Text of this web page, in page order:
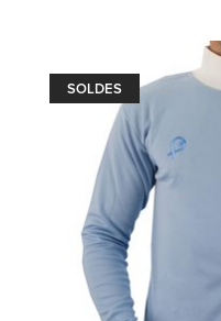
SOLDES